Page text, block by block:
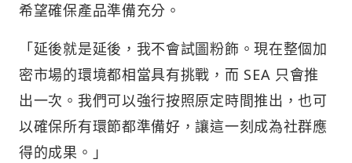
希望確保產品準備充分。
「延後就是延後，我不會試圖粉飾。現在整個加
密市場的環境都相當具有挑戰，而 SEA 只會推
出一次。我們可以強行按照原定時間推出，也可
以確保所有環節都準備好，讓這一刻成為社群應
得的成果。」